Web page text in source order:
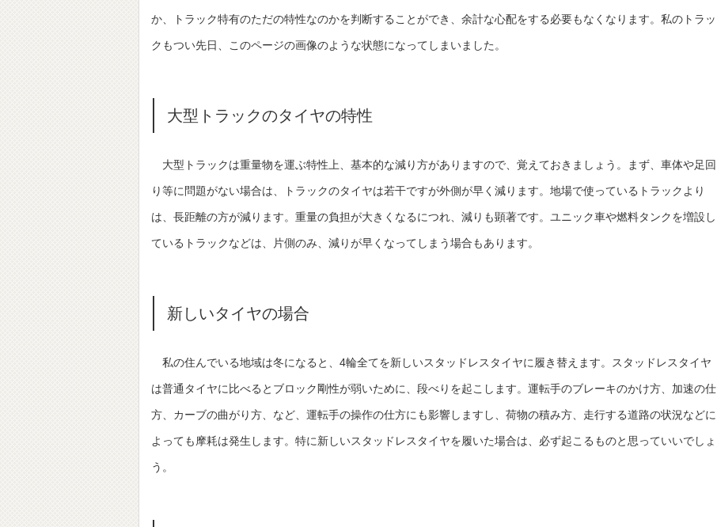
か、トラック特有のただの特性なのかを判断することができ、余計な心配をする必要もなくなります。私のトラッ
クもつい先日、このページの画像のような状態になってしまいました。
大型トラックのタイヤの特性
大型トラックは重量物を運ぶ特性上、基本的な減り方がありますので、覚えておきましょう。まず、車体や足回
り等に問題がない場合は、トラックのタイヤは若干ですが外側が早く減ります。地場で使っているトラックより
は、長距離の方が減ります。重量の負担が大きくなるにつれ、減りも顕著です。ユニック車や燃料タンクを増設し
ているトラックなどは、片側のみ、減りが早くなってしまう場合もあります。
新しいタイヤの場合
私の住んでいる地域は冬になると、4輪全てを新しいスタッドレスタイヤに履き替えます。スタッドレスタイヤ
は普通タイヤに比べるとブロック剛性が弱いために、段べりを起こします。運転手のブレーキのかけ方、加速の仕
方、カーブの曲がり方、など、運転手の操作の仕方にも影響しますし、荷物の積み方、走行する道路の状況などに
よっても摩耗は発生します。特に新しいスタッドレスタイヤを履いた場合は、必ず起こるものと思っていいでしょ
う。